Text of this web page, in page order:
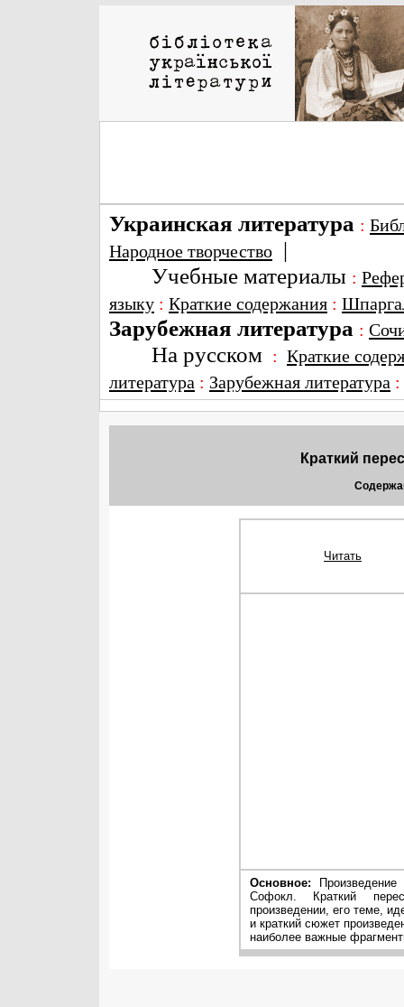
Украинская литература :
Народное творчество |
Учебные материалы :
языку : Краткие содержания :
Зарубежная литература :
На русском : Краткие
литература : Зарубежная литература
Краткий
Читать
Основное:
Софокл. Краткий
произведении, его теме,
и краткий сюжет
наиболее важные